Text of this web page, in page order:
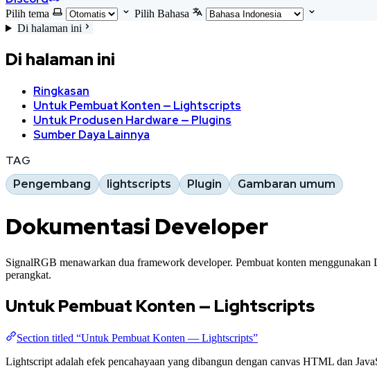
Pilih tema
Pilih Bahasa
Di halaman ini
Di halaman ini
Ringkasan
Untuk Pembuat Konten — Lightscripts
Untuk Produsen Hardware — Plugins
Sumber Daya Lainnya
TAG
Pengembang lightscripts Plugin Gambaran umum
Dokumentasi Developer
SignalRGB menawarkan dua framework developer. Pembuat konten
perangkat.
Untuk Pembuat Konten — Lightscripts
Section titled “Untuk Pembuat Konten — Lightscripts”
Lightscript adalah efek pencahayaan yang dibangun dengan canvas HTML dan